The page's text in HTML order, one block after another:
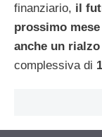
finanziario, il
prossimo
anche un
complessiva di